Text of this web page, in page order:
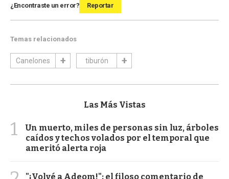
¿Encontraste un error? Reportar
Temas relacionados
Canelones tiburón
Las Más Vistas
1
Un muerto, miles de personas sin luz, árboles
caídos y techos volados por el temporal que
ameritó alerta roja
"¡Volvé a Adeom!": el filoso comentario de